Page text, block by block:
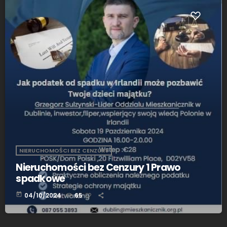
NIERUCHOMOŚCI BEZ CENZURY
Nieruchomości bez Cenzury 1 Prawo
spadkowe
today 04/10/2024 65